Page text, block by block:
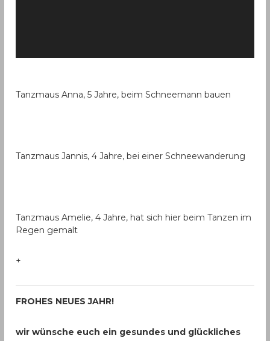
e
Tanzmaus Anna, 5 Jahre, beim Schneemann bauen
Tanzmaus Jannis, 4 Jahre, bei einer Schneewanderung
Tanzmaus Amelie, 4 Jahre, hat sich hier beim Tanzen im
Regen gemalt
+
FROHES NEUES JAHR!
wir wünsche euch ein gesundes und glückliches